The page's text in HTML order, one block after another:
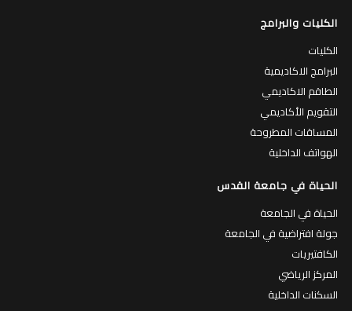
الكليات والبرامج
الكليات
البرامج الاكاديمية
الطاقم الاكاديمي
التقويم الأكاديمي
المساقات المطروحة
الهواتف الداخلية
الحياة في جامعة القدس
الحياة في الجامعة
جولة افتراضية في الجامعة
الكافتيريات
المركز الرياضي
السكنات الداخلية